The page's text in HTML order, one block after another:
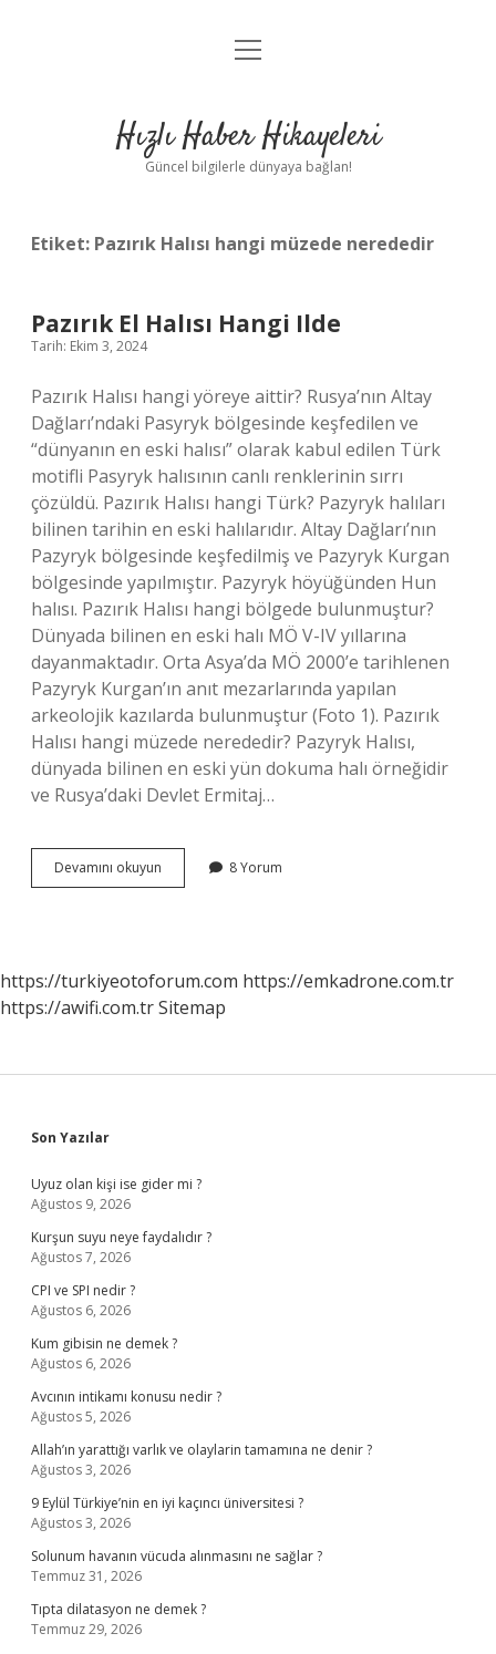
Anasayfa
Yasal Uyarı
menüyü
Hızlı Haber Hikayeleri
Güncel bilgilerle dünyaya bağlan!
Etiket: Pazırık Halısı hangi müzede nerededir
Pazırık El Halısı Hangi Ilde
Tarih: Ekim 3, 2024
Pazırık Halısı hangi yöreye aittir? Rusya’nın Altay
Dağları’ndaki Pasyryk bölgesinde keşfedilen ve
“dünyanın en eski halısı” olarak kabul edilen Türk
motifli Pasyryk halısının canlı renklerinin sırrı
çözüldü. Pazırık Halısı hangi Türk? Pazyryk halıları
bilinen tarihin en eski halılarıdır. Altay Dağları’nın
Pazyryk bölgesinde keşfedilmiş ve Pazyryk Kurgan
bölgesinde yapılmıştır. Pazyryk höyüğünden Hun
halısı. Pazırık Halısı hangi bölgede bulunmuştur?
Dünyada bilinen en eski halı MÖ V-IV yıllarına
dayanmaktadır. Orta Asya’da MÖ 2000’e tarihlenen
Pazyryk Kurgan’ın anıt mezarlarında yapılan
arkeolojik kazılarda bulunmuştur (Foto 1). Pazırık
Halısı hangi müzede nerededir? Pazyryk Halısı,
dünyada bilinen en eski yün dokuma halı örneğidir
ve Rusya’daki Devlet Ermitaj…
Devamını okuyun
El
8 Yorum
https://turkiyeotoforum.com https://emkadrone.com.tr
https://awifi.com.trSitemap
Sidebar
Son Yazılar
Uyuz olan kişi ise gider mi ?
Ağustos 9, 2026
Kurşun suyu neye faydalıdır ?
Ağustos 7, 2026
CPI ve SPI nedir ?
Ağustos 6, 2026
Kum gibisin ne demek ?
Ağustos 6, 2026
Avcının intikamı konusu nedir ?
Ağustos 5, 2026
Allah’ın yarattığı varlık ve olaylarin tamamına ne denir ?
Ağustos 3, 2026
9 Eylül Türkiye’nin en iyi kaçıncı üniversitesi ?
Ağustos 3, 2026
Solunum havanın vücuda alınmasını ne sağlar ?
Temmuz 31, 2026
Tıpta dilatasyon ne demek ?
Temmuz 29, 2026